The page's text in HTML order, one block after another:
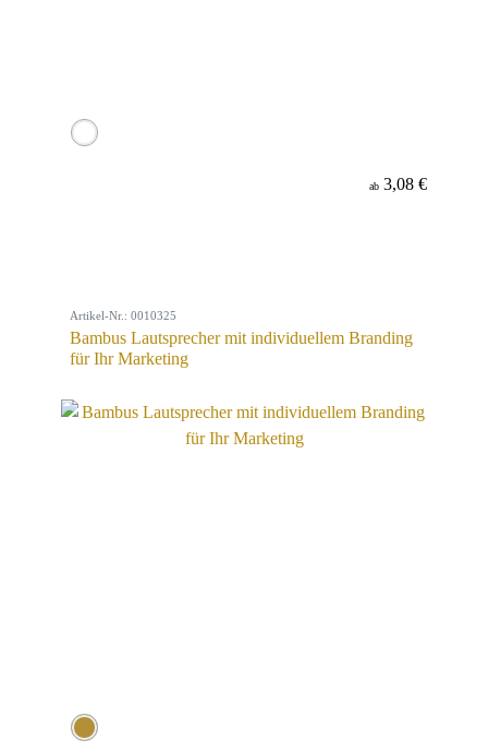
ab 3,08 €
Artikel-Nr.: 0010325
Bambus Lautsprecher mit individuellem Branding
für Ihr Marketing